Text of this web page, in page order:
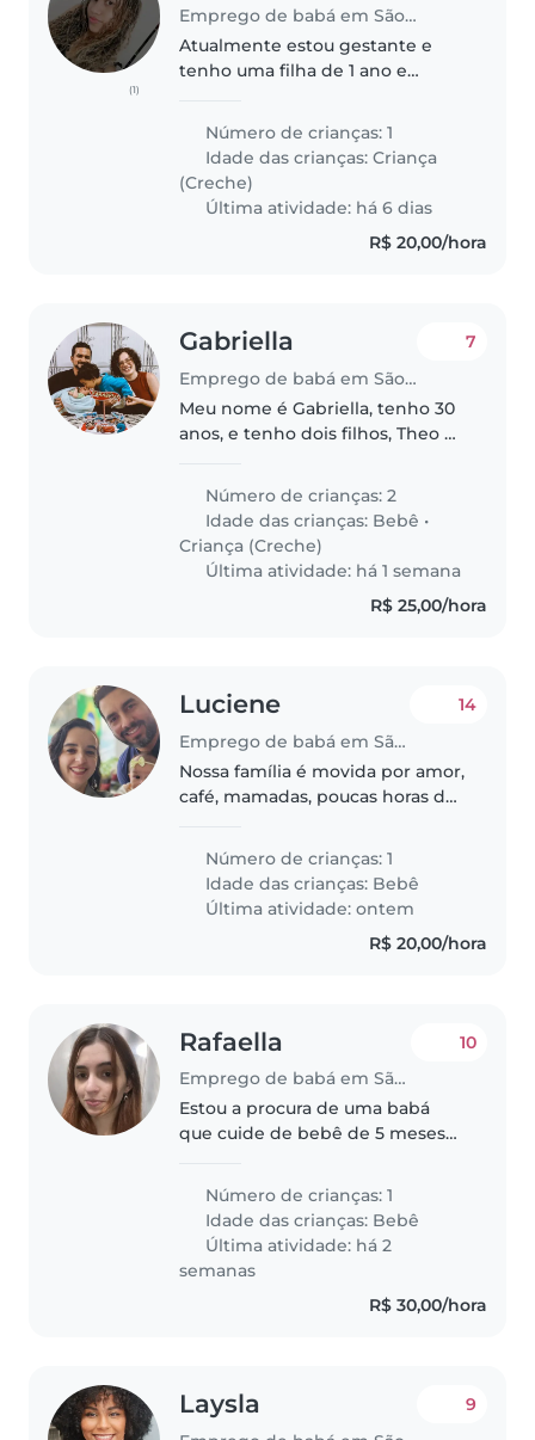
(1)
Emprego de babá em São Paulo (São Paulo)
Atualmente estou gestante e
tenho uma filha de 1 ano e
menos um dia para ficar com
minha filha no dia do parto se
possível ate dormir com ela,pois
não tenho..
Número de crianças: 1
Idade das crianças:Criança
(Creche)
Última atividade: há 6 dias
R$ 20,00/hora
Gabriella
Emprego de babá em São Paulo (São Paulo)
7
Meu nome é Gabriella, tenho 30
anos, e tenho dois filhos, Theo de
Meu marido trabalha de casa,
então vai poder ajudar em
algumas demandas. Meu
trabalho..
Número de crianças: 2
Idade das crianças: Bebê •
Criança (Creche)
Última atividade: há 1 semana
R$ 25,00/hora
Luciene
Emprego de babá em São Paulo (São Paulo)
14
Nossa família é movida por amor,
café, mamadas, poucas horas de
CEO da casa, que decide os
horários, muda todos os..
Número de crianças: 1
Idade das crianças: Bebê
Última atividade: ontem
R$ 20,00/hora
Rafaella
Emprego de babá em São Paulo (São Paulo)
10
Estou a procura de uma babá
que cuide de bebê de 5 meses
Número de crianças: 1
Idade das crianças: Bebê
Última atividade: há 2
semanas
R$ 30,00/hora
Laysla 9